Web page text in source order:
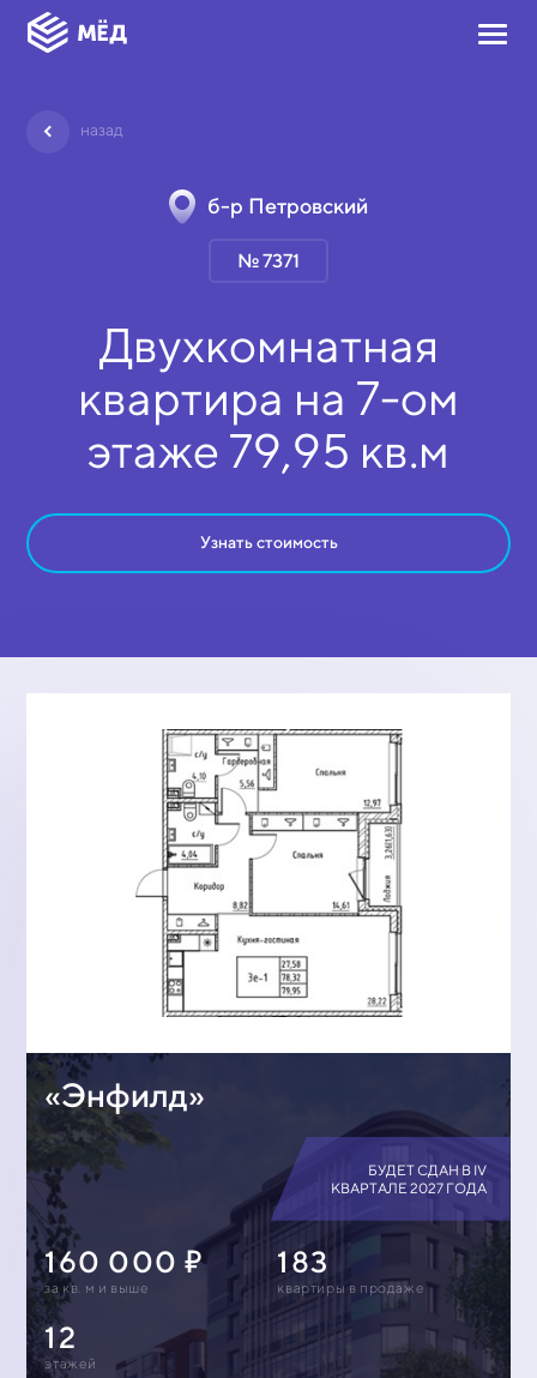
назад
б-р Петровский
№ 7371
Двухкомнатная
квартира на 7-ом
этаже 79,95 кв.м
Узнать стоимость
«Энфилд»
БУДЕТ СДАН В IV
КВАРТАЛЕ 2027 ГОДА
160 000
за кв. м и выше
183
квартиры в продаже
12
этажей